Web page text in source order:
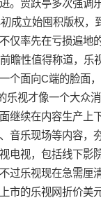
。贾跃亭多次强调
成立始囤积版权
仅率先在亏损遍地
瞻性值得称道，乐
个面向C端的脸面
乐视才像一个大众
继续在内容生产上
音乐现场等内容，
电视，包括线下影
过乐视现在急需厘
市的乐视网折价美